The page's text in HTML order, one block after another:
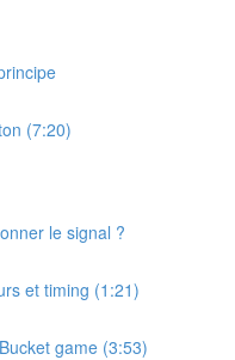
(7:20)
le signal ?
et timing (1:21)
game (3:53)